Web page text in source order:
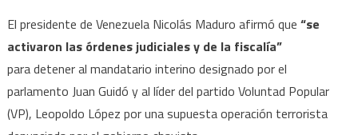
El presidente de Venezuela Nicolás Maduro afirmó que “se
activaron las órdenes judiciales y de la fiscalía”
paradetener al mandatario interino designado por el
parlamento Juan Guidó y al líder del partido Voluntad Popular
(VP), Leopoldo López por una supuesta operación terrorista